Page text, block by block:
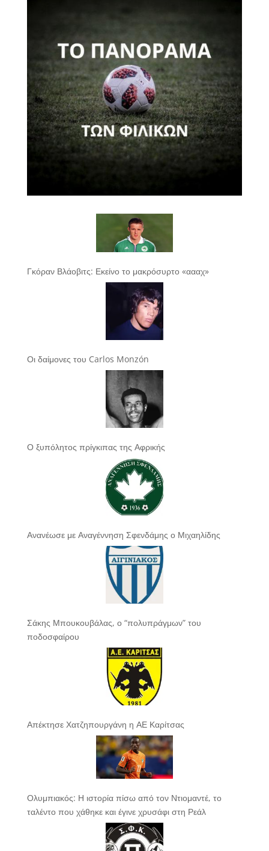
Γκόραν Βλάοβιτς: Εκείνο το μακρόσυρτο «αααχ»
Οι δαίμονες του Carlos Monzón
Ο ξυπόλητος πρίγκιπας της Αφρικής
Ανανέωσε με Αναγέννηση Σφενδάμης ο Μιχαηλίδης
Σάκης Μπουκουβάλας, ο “πολυπράγμων” του
ποδοσφαίρου
Απέκτησε Χατζηπουργάνη η ΑΕ Καρίτσας
Ολυμπιακός: Η ιστορία πίσω από τον Ντιομαντέ, το
ταλέντο που χάθηκε και έγινε χρυσάφι στη Ρεάλ